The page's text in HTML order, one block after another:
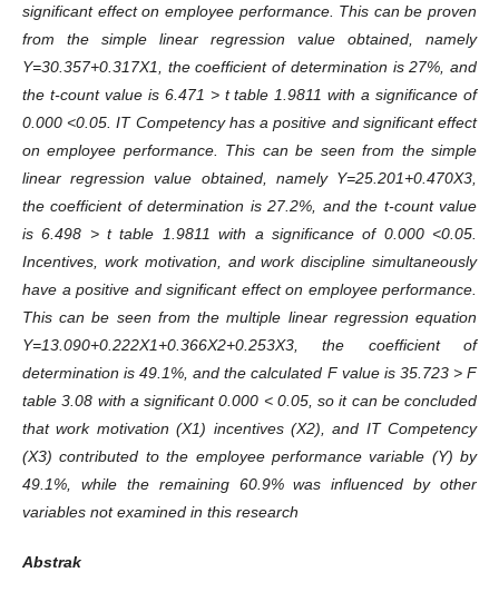
significant effect on employee performance. This can be proven
from the simple linear regression value obtained, namely
Y=30.357+0.317X1, the coefficient of determination is 27%, and
the t-count value is 6.471 > t table 1.9811 with a significance of
0.000 <0.05. IT Competency has a positive and significant effect
on employee performance. This can be seen from the simple
linear regression value obtained, namely Y=25.201+0.470X3,
the coefficient of determination is 27.2%, and the t-count value
is 6.498 > t table 1.9811 with a significance of 0.000 <0.05.
Incentives, work motivation, and work discipline simultaneously
have a positive and significant effect on employee performance.
This can be seen from the multiple linear regression equation
Y=13.090+0.222X1+0.366X2+0.253X3, the coefficient of
determination is 49.1%, and the calculated F value is 35.723 > F
table 3.08 with a significant 0.000 < 0.05, so it can be concluded
that work motivation (X1) incentives (X2), and IT Competency
(X3) contributed to the employee performance variable (Y) by
49.1%, while the remaining 60.9% was influenced by other
variables not examined in this research
Abstrak